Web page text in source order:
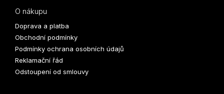
O nákupu
Doprava a platba
Obchodní podmínky
Podmínky ochrana osobních údajů
Reklamační řád
Odstoupení od smlouvy